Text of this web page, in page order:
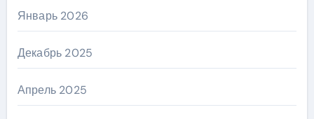
Январь 2026
Декабрь 2025
Апрель 2025